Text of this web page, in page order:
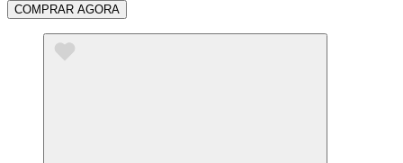
COMPRAR AGORA